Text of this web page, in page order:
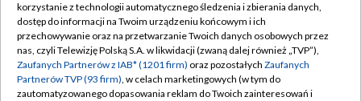
TVP
Abonament TVP
Emisja w TVP
Centrum informacji TVP
Regulamin TVP
Polityka prywatności
Moje zgody
korzystanie z technologii automatycznego śledzenia i zbierania danych,
dostęp do informacji na Twoim urządzeniu końcowym i ich
przechowywanie oraz na przetwarzanie Twoich danych osobowych przez
nas, czyli Telewizję Polską S.A. w likwidacji (zwaną dalej również „TVP”),
Zaufanych Partnerów z IAB* (1201 firm) oraz pozostałych Zaufanych
Partnerów TVP (93 firm), w celach marketingowych (w tym do
zautomatyzowanego dopasowania reklam do Twoich zainteresowań i